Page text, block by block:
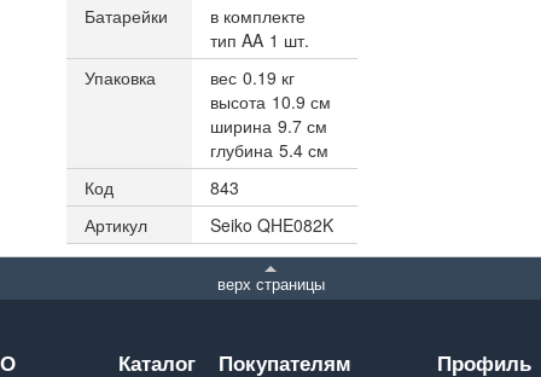
Батарейки
в комплекте
тип AA 1 шт.
Упаковка
вес 0.19 кг
высота 10.9 см
ширина 9.7 см
глубина 5.4 см
Код
843
Артикул
Seiko QHE082K
верх страницы
О
Каталог Покупателям Профиль